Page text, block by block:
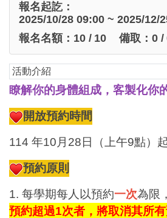
報名起訖：
2025/10/28 09:00 ~ 2025/12/
報名名額： 10 / 10 備取： 0 /
活動介紹
瞭解你的身體組成，客製化你
開放預約時間
114 年10月28日（上午9點）
預約原則
1. 每學期每人以預約一次為限
預約超過1次者，將取消其所有